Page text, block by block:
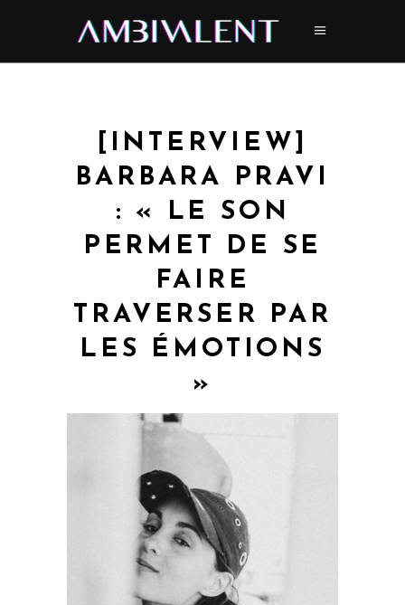
[INTERVIEW]
BARBARA PRAVI
: « LE SON
PERMET DE SE
FAIRE
TRAVERSER PAR
LES ÉMOTIONS
»